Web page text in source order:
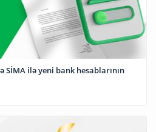
ilə yeni bank hesablarının